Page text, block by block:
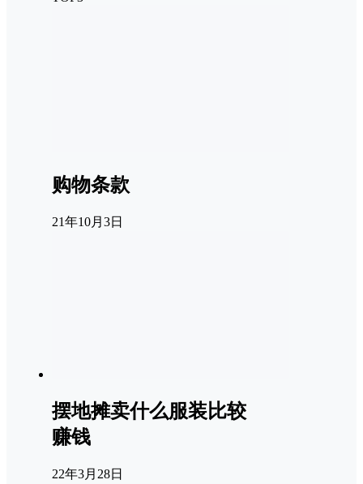
购物条款
21年10月3日
摆地摊卖什么服装比较
赚钱
22年3月28日